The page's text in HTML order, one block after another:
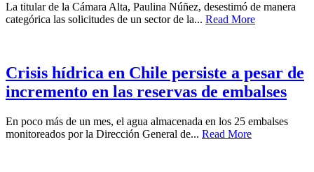
La titular de la Cámara Alta, Paulina Núñez, desestimó de manera
categórica las solicitudes de un sector de la... Read More
Crisis hídrica en Chile persiste a pesar de
incremento en las reservas de embalses
En poco más de un mes, el agua almacenada en los 25 embalses
monitoreados por la Dirección General de... Read More